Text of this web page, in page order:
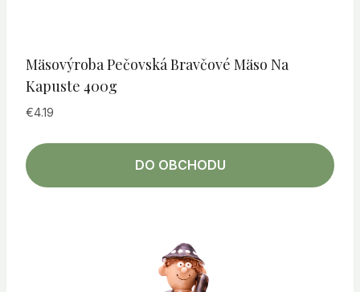
Mäsovýroba Pečovská Bravčové Mäso Na
Kapuste 400g
€4.19
DO OBCHODU